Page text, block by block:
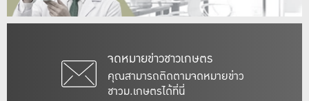
จดหมายข่าวชาวเกษตร
คุณสามารถติดตามจดหมายข่าว
ชาวม.เกษตรได้ที่นี่